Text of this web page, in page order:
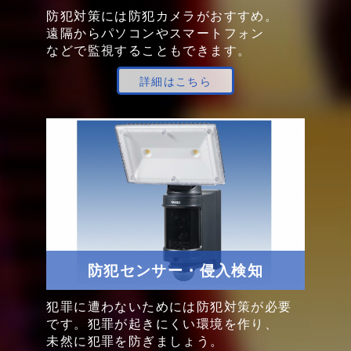
防犯対策には防犯カメラ がおすすめ。
遠隔からパソコンやスマートフォン
などで監視する こともできます。
詳細はこちら
防犯センサー・侵入検知
犯罪に遭わないためには防犯対策が必要
です。 犯罪が起きにくい環境を作り、
未然に犯罪を防ぎましょう。